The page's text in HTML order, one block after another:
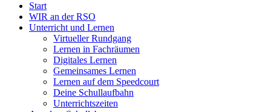
Start
WIR an der RSO
Unterricht und Lernen
Virtueller Rundgang
Lernen in Fachräumen
Digitales Lernen
Gemeinsames Lernen
Lernen auf dem Speedcourt
Deine Schullaufbahn
Unterrichtszeiten